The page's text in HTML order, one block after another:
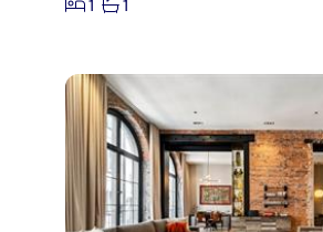
1
1